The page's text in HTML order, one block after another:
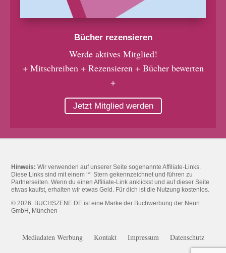
Bücher rezensieren
Werde aktives Mitglied!
+ Mitschreiben + Rezensieren + Bücher bewerten
+
Jetzt Mitglied werden
Hinweis: Wir verwenden auf unserer Seite sogenannte Affiliate-Links.
Diese Links sind mit einem ‘*‘ Stern gekennzeichnet und führen zu
Partnerseiten. Wenn du einen Affiliate-Link anklickst und auf dieser Seite
etwas kaufst, erhalten wir etwas Geld. Für dich ist die Nutzung kostenlos.
© 2026. BUCHSZENE.DE ist eine Marke der Buchwerbung der Neun
GmbH, München
Mediadaten Werbung Kontakt Impressum Datenschutz